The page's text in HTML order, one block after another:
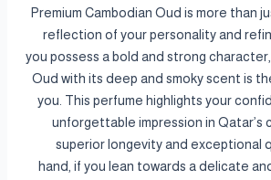
Premium Cambodian Oud is more than
reflection of your personality and
you possess a bold and strong
Oud with its deep and smoky scent is
you. This perfume highlights your
unforgettable impression in Qatar’s
superior longevity and exceptional
hand, if you lean towards a delicate